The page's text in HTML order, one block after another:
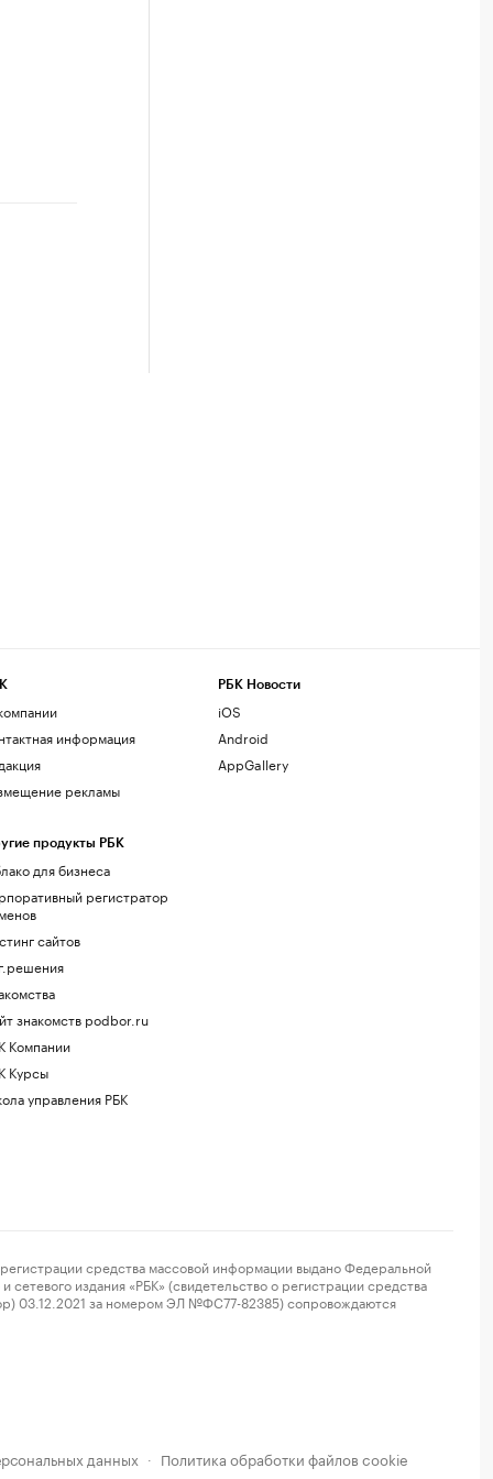
информация
рекламы
продукты РБК
для бизнеса
регистратор
сайтов
знакомств podbor.ru
Компании
Курсы
управления РБК
РБК Новости
iOS
Android
AppGallery
средства массовой информации выдано Федеральной
издания «РБК» (свидетельство о регистрации средства
03.12.2021 за номером ЭЛ №ФС77-82385) сопровождаются
данных · Политика обработки файлов cookie